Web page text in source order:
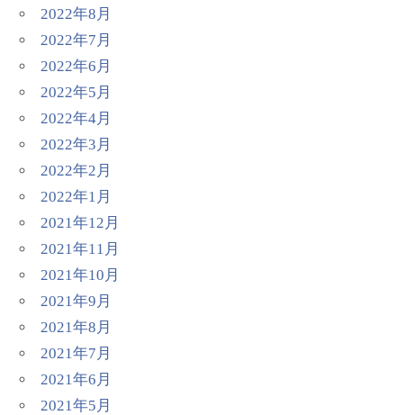
2022年8月
2022年7月
2022年6月
2022年5月
2022年4月
2022年3月
2022年2月
2022年1月
2021年12月
2021年11月
2021年10月
2021年9月
2021年8月
2021年7月
2021年6月
2021年5月